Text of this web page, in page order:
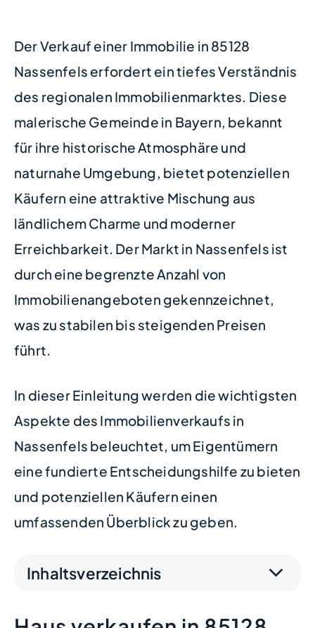
Der Verkauf einer Immobilie in 85128
Nassenfels erfordert ein tiefes Verständnis
des regionalen Immobilienmarktes. Diese
malerische Gemeinde in Bayern, bekannt
für ihre historische Atmosphäre und
naturnahe Umgebung, bietet potenziellen
Käufern eine attraktive Mischung aus
ländlichem Charme und moderner
Erreichbarkeit. Der Markt in Nassenfels ist
durch eine begrenzte Anzahl von
Immobilienangeboten gekennzeichnet,
was zu stabilen bis steigenden Preisen
führt.
In dieser Einleitung werden die wichtigsten
Aspekte des Immobilienverkaufs in
Nassenfels beleuchtet, um Eigentümern
eine fundierte Entscheidungshilfe zu bieten
und potenziellen Käufern einen
umfassenden Überblick zu geben.
Inhaltsverzeichnis